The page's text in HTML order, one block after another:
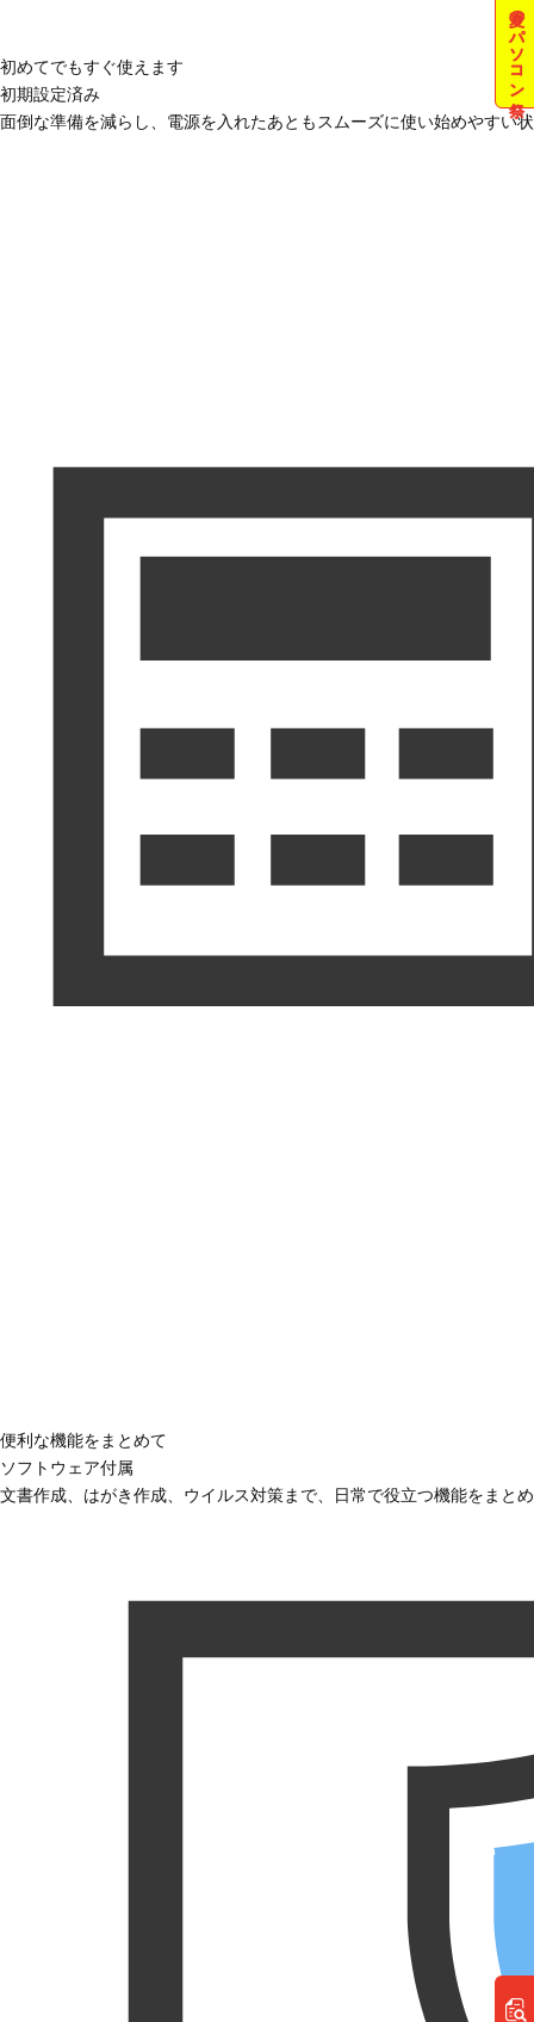
夏のパソコン祭
初めてでもすぐ使えます
初期設定済み
面倒な準備を減らし、電源を入れたあともスムーズに使い始めやすい
便利な機能をまとめて
ソフトウェア付属
文書作成、はがき作成、ウイルス対策まで、日常で役立つ機能をまと